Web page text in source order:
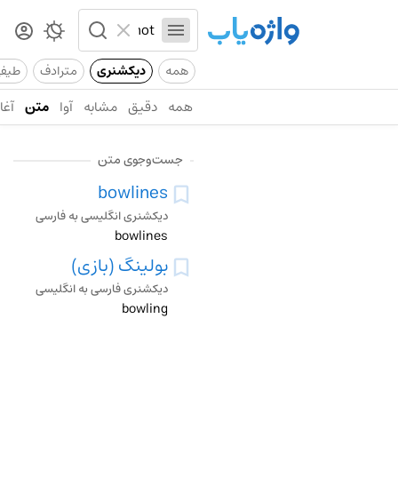
همه دیکشنری مترادف
همه دقیق مشابه آوا متن
جست‌وجوی متن
bowlines
دیکشنری انگلیسی به فارسی
bowlines
بولینگ (بازی)
دیکشنری فارسی به انگلیسی
bowling